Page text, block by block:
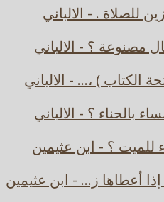
للصلاة . - الالباني
مصنوعة ؟ - الالباني
الكتاب ) ،... - الالباني
بالحناء ؟ - الالباني
للميت ؟ - ابن عثيمين
أعطاها ز... - ابن عثيمين